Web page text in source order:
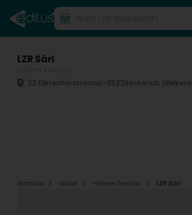
LZR Sàrl
33 DikrecherstroossL-8523Beckerich
Startsäit
Gaart Hëlzen Terrass LZR Sàrl